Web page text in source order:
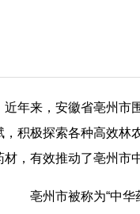
近年来，安徽省亳州市
，积极探索各种高效林
材，有效推动了亳州市
亳州市被称为“中华药